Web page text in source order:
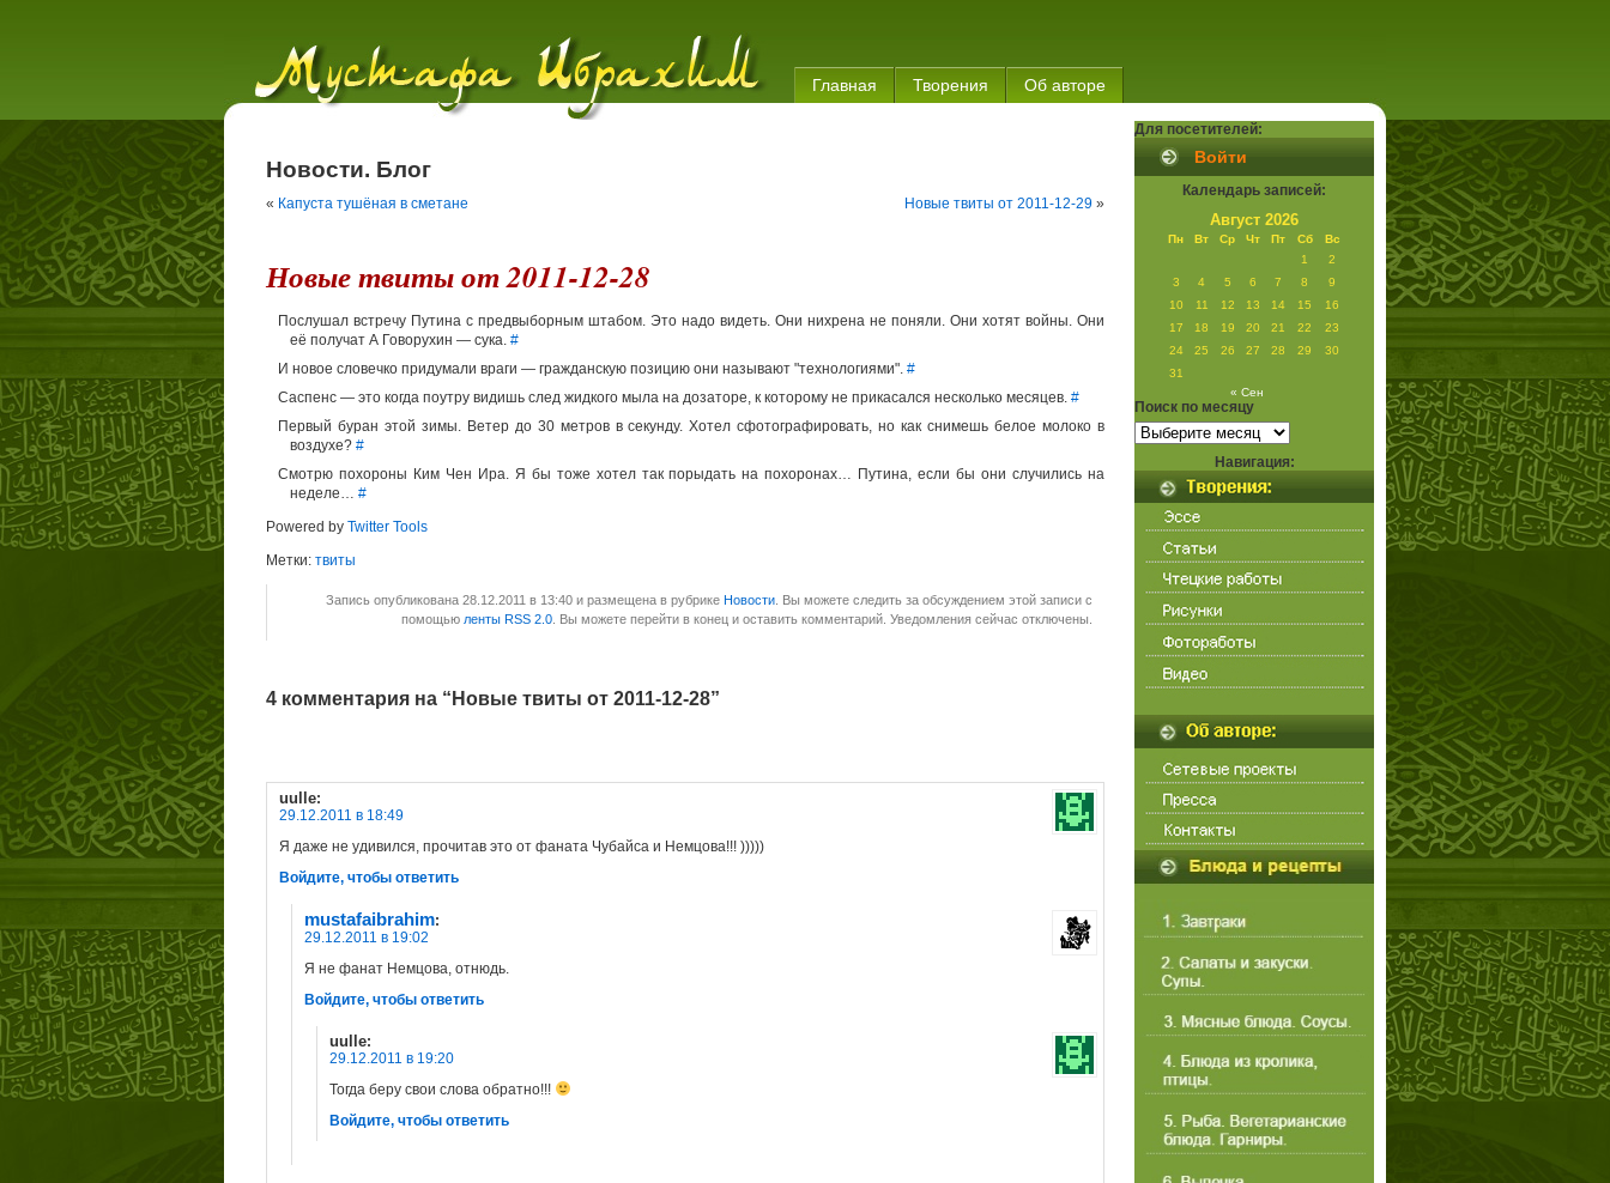
Главная Творения Об авторе
Новости. Блог
« Капуста тушёная в сметане Новые твиты от 2011-12-29 »
Новые твиты от 2011-12-28
Послушал встречу Путина с предвыборным штабом. Это надо видеть. Они нихрена не поняли. Они хотят войны. Они
её получат А Говорухин — сука. #
И новое словечко придумали враги — гражданскую позицию они называют "технологиями". #
Саспенс — это когда поутру видишь след жидкого мыла на дозаторе, к которому не прикасался несколько месяцев. #
Первый буран этой зимы. Ветер до 30 метров в секунду. Хотел сфотографировать, но как снимешь белое молоко в
воздухе? #
Смотрю похороны Ким Чен Ира. Я бы тоже хотел так порыдать на похоронах… Путина, если бы они случились на
неделе… #
Powered by Twitter Tools
Метки: твиты
Запись опубликована 28.12.2011 в 13:40 и размещена в рубрике Новости . Вы можете следить за обсуждением этой записи с
помощью ленты RSS 2.0 . Вы можете перейти в конец и оставить комментарий. Уведомления сейчас отключены.
4 комментария на “Новые твиты от 2011-12-28”
uulle:
29.12.2011 в 18:49
Я даже не удивился, прочитав это от фаната Чубайса и Немцова!!! )))))
Войдите, чтобы ответить
mustafaibrahim:
29.12.2011 в 19:02
Я не фанат Немцова, отнюдь.
Войдите, чтобы ответить
uulle:
29.12.2011 в 19:20
Тогда беру свои слова обратно!!!
Войдите, чтобы ответить
Для посетителей:
Войти
Календарь записей:
Август 2026
Пн Вт Ср Чт Пт Сб
Вс
1
2
3
4 5 6 7 8
9
10
11 12 13 14 15
16
17
18 19 20 21 22
23
24
25 26 27 28 29
30
31
« Сен
Поиск по месяцу
Поиск
по
месяцу
Навигация: